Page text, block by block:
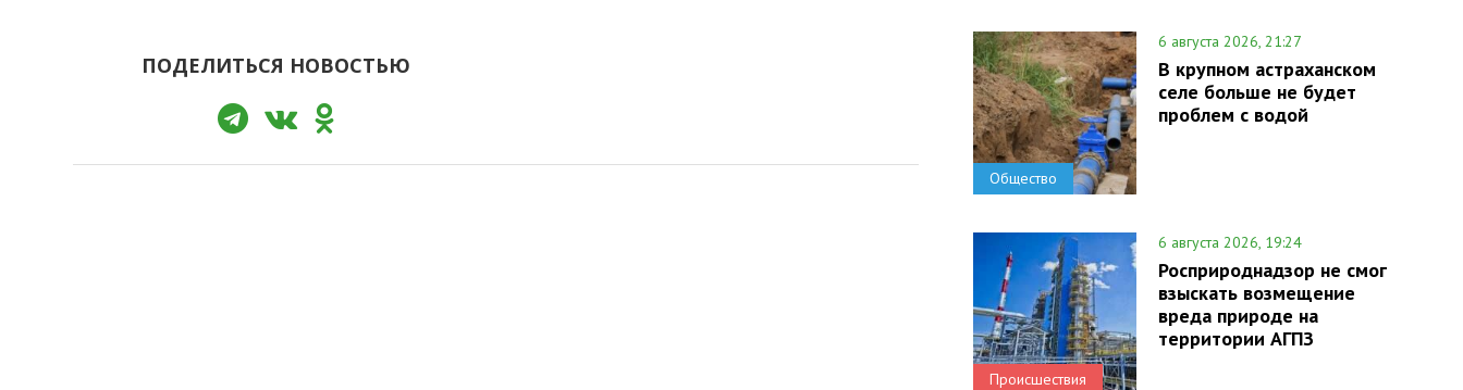
ПОДЕЛИТЬСЯ НОВОСТЬЮ
Общество
6 августа 2026, 21:27
В крупном астраханском
селе больше не будет
проблем с водой
Происшествия
6 августа 2026, 19:24
Росприроднадзор не смог
взыскать возмещение
вреда природе на
территории АГПЗ